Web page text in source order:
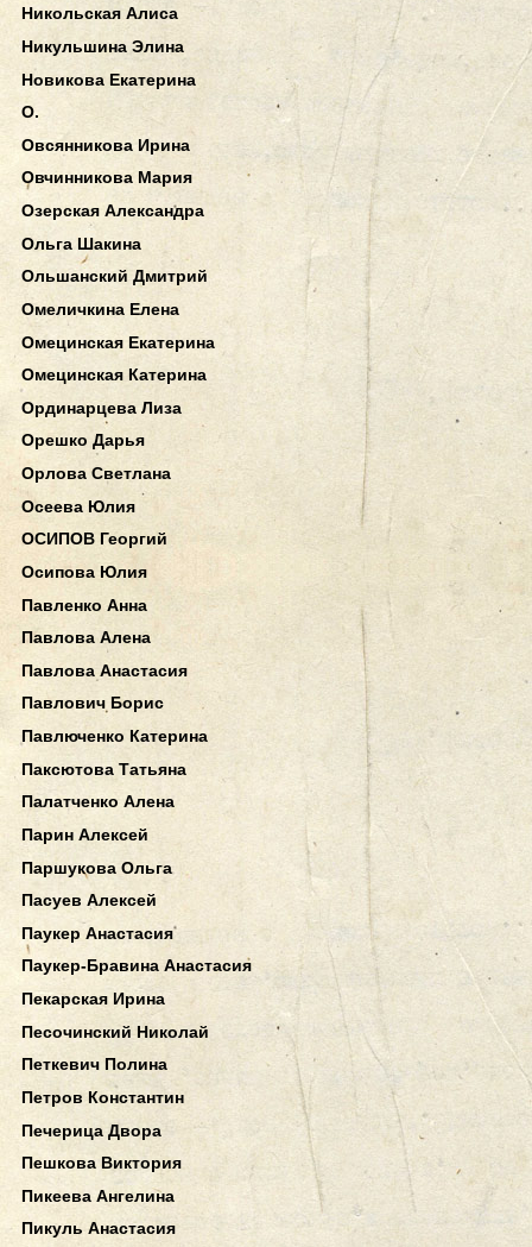
Никольская Алиса
Никульшина Элина
Новикова Екатерина
О.
Овсянникова Ирина
Овчинникова Мария
Озерская Александра
Ольга Шакина
Ольшанский Дмитрий
Омеличкина Елена
Омецинская Екатерина
Омецинская Катерина
Ординарцева Лиза
Орешко Дарья
Орлова Светлана
Осеева Юлия
ОСИПОВ Георгий
Осипова Юлия
Павленко Анна
Павлова Алена
Павлова Анастасия
Павлович Борис
Павлюченко Катерина
Паксютова Татьяна
Палатченко Алена
Парин Алексей
Паршукова Ольга
Пасуев Алексей
Паукер Анастасия
Паукер-Бравина Анастасия
Пекарская Ирина
Песочинский Николай
Петкевич Полина
Петров Константин
Печерица Двора
Пешкова Виктория
Пикеева Ангелина
Пикуль Анастасия